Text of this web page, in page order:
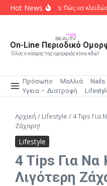
Μετάβαση στο περιεχόμενο
Hot NewsBody Oils: Πώς να
On-Line Περιοδικό
Όλος ο κόσμος της ομορφιάς είναι εδώ!
Πρόσωπο Μαλλιά Nails
Υγεια – Διατροφή
Αρχική / Lifestyle /4 Tips Για
Ζάχαρη!
Lifestyle
4 Tips Για Να
Λιγότερη